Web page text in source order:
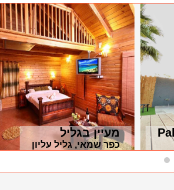
מעיין בגליל
כפר שמאי, גליל עליון